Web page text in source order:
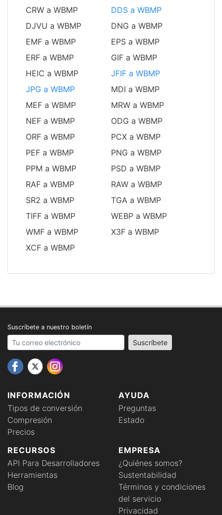
CRW a WBMP
DDS a WBMP
DJVU a WBMP
DNG a WBMP
EMF a WBMP
EPS a WBMP
ERF a WBMP
GIF a WBMP
HEIC a WBMP
JFIF a WBMP
JPG a WBMP
MDI a WBMP
MEF a WBMP
MRW a WBMP
NEF a WBMP
ODG a WBMP
ORF a WBMP
PCX a WBMP
PEF a WBMP
PNG a WBMP
PPM a WBMP
PSD a WBMP
RAF a WBMP
RAW a WBMP
SR2 a WBMP
TGA a WBMP
TIFF a WBMP
WEBP a WBMP
WMF a WBMP
X3F a WBMP
XCF a WBMP
INFORMACIÓN
Tipos de conversión
Compresión
Precios
AYUDA
Preguntas
Estado
RECURSOS
API Para Desarrolladores
Herramientas
Blog
EMPRESA
¿Quiénes somos?
Sustentabilidad
Términos y condiciones
del servicio
Privacidad
Suscríbete a nuestro boletín
Your email address Suscríbete